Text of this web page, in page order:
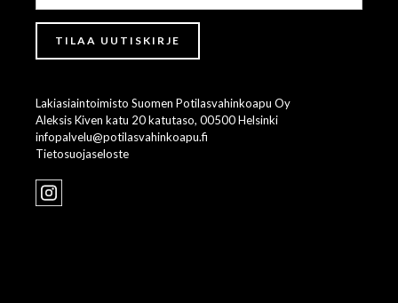
Lakiasiaintoimisto Suomen Potilasvahinkoapu Oy
Aleksis Kiven katu 20 katutaso, 00500 Helsinki
infopalvelu@potilasvahinkoapu.fi
Tietosuojaseloste